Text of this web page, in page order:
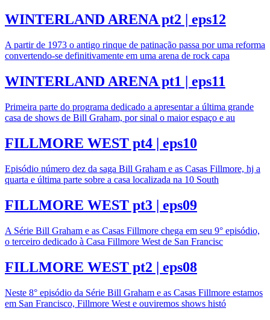
WINTERLAND ARENA pt2 | eps12
A partir de 1973 o antigo rinque de patinação passa por uma reforma
convertendo-se definitivamente em uma arena de rock capa
WINTERLAND ARENA pt1 | eps11
Primeira parte do programa dedicado a apresentar a última grande
casa de shows de Bill Graham, por sinal o maior espaço e au
FILLMORE WEST pt4 | eps10
Episódio número dez da saga Bill Graham e as Casas Fillmore, hj a
quarta e última parte sobre a casa localizada na 10 South
FILLMORE WEST pt3 | eps09
A Série Bill Graham e as Casas Fillmore chega em seu 9° episódio,
o terceiro dedicado à Casa Fillmore West de San Francisc
FILLMORE WEST pt2 | eps08
Neste 8° episódio da Série Bill Graham e as Casas Fillmore estamos
em San Francisco, Fillmore West e ouviremos shows histó